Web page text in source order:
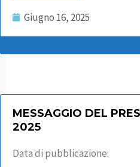
Giugno 16, 2025
MESSAGGIO DEL
2025
Data di pubblicazione: